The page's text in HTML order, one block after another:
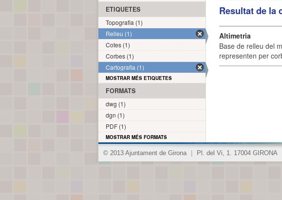
Resultat de la
Altimetria
Base de relleu del
representen per
ETIQUETES
Topografia (1)
Relleu (1)
Cotes (1)
Corbes (1)
Cartografia (1)
MOSTRAR MÉS ETIQUETES
FORMATS
dwg (1)
dgn (1)
PDF (1)
MOSTRAR MÉS FORMATS
© 2013 Ajuntament de Girona Pl. del Vi, 1. 17004 GIRONA